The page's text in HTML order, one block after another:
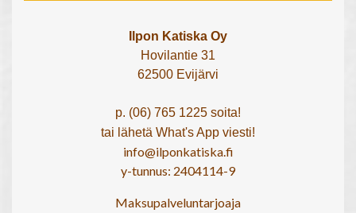
Ilpon Katiska Oy
Hovilantie 31
62500 Evijärvi
p. (06) 765 1225 soita!
tai lähetä What's App viesti!
info@ilponkatiska.fi
y-tunnus: 2404114-9
Maksupalveluntarjoaja